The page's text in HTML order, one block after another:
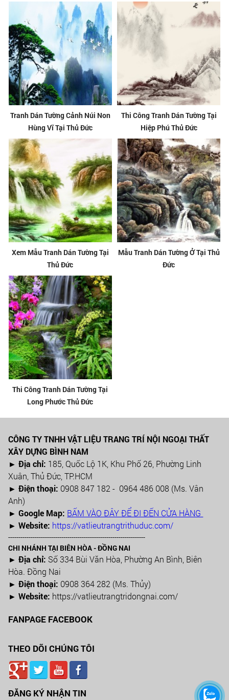
Tranh Dán Tường Cảnh Núi Non
Hùng Vĩ Tại Thủ Đức
Thi Công Tranh Dán Tường Tại
Hiệp Phú Thủ Đức
Xem Mẫu Tranh Dán Tường Tại
Thủ Đức
Mẫu Tranh Dán Tường Ở Tại Thủ
Đức
Thi Công Tranh Dán Tường Tại
Long Phước Thủ Đức
CÔNG TY TNHH VẬT LIỆU TRANG TRÍ NỘI NGOẠI THẤT
XÂY DỰNG BÌNH NAM
► Địa chỉ: 185, Quốc Lộ 1K, Khu Phố 26, Phường Linh
Xuân, Thủ Đức, TP.HCM
►Điện thoại: 0908 847 182 - 0964 486 008 (Ms. Vân
Anh)
►Google Map: BẤM VÀO ĐÂY ĐỂ ĐI ĐẾN CỬA HÀNG
► Website: https://vatlieutrangtrithuduc.com/
-------------------------------------------------------------------
CHI NHÁNH TẠI BIÊN HÒA - ĐỒNG NAI
► Địa chỉ: Số 334 Bùi Văn Hòa, Phường An Bình, Biên
Hòa. Đồng Nai
► Điện thoại: 0908 364 282 (Ms. Thủy)
► Website: https://vatlieutrangtridongnai.com/
FANPAGE FACEBOOK
THEO DÕI CHÚNG TÔI
ĐĂNG KÝ NHẬN TIN